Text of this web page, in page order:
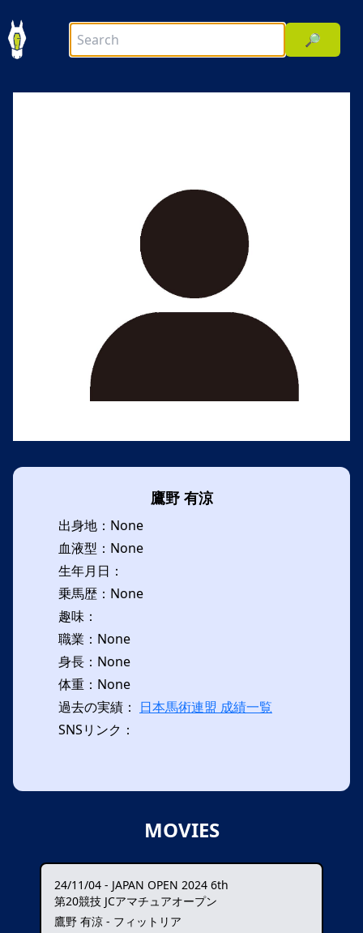
🔎
鷹野 有涼
出身地：None
血液型：None
生年月日：
乗馬歴：None
趣味：
職業：None
身長：None
体重：None
過去の実績： 日本馬術連盟 成績一覧
SNSリンク：
MOVIES
24/11/04 - JAPAN OPEN 2024 6th
第20競技 JCアマチュアオープン
鷹野 有涼 - フィットリア